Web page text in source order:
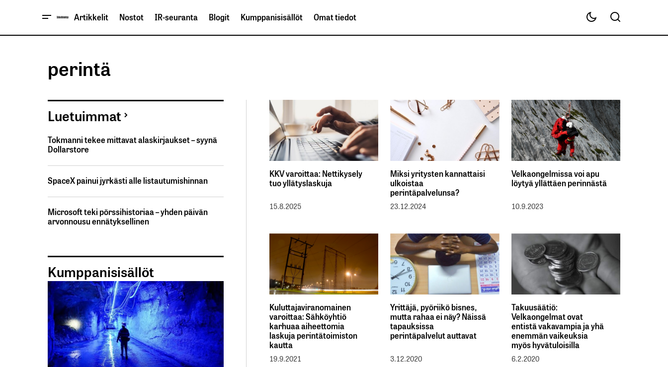
Artikkelit Nostot IR-seuranta Blogit Kumppanisisällöt Omat tiedot
perintä
KKV varoittaa: Nettikysely
tuo yllätyslaskuja
15.8.2025
Miksi yritysten kannattaisi
ulkoistaa
perintäpalvelunsa?
23.12.2024
Velkaongelmissa voi apu
löytyä yllättäen perinnästä
10.9.2023
Kuluttajaviranomainen
varoittaa: Sähköyhtiö
karhuaa aiheettomia
laskuja perintätoimiston
kautta
19.9.2021
Yrittäjä, pyöriikö bisnes,
mutta rahaa ei näy? Näissä
tapauksissa
perintäpalvelut auttavat
3.12.2020
Takuusäätiö:
Velkaongelmat ovat
entistä vakavampia ja yhä
enemmän vaikeuksia
myös hyvätuloisilla
6.2.2020
Luetuimmat
Tokmanni tekee mittavat alaskirjaukset – syynä
Dollarstore
SpaceX painui jyrkästi alle listautumishinnan
Microsoft teki pörssihistoriaa – yhden päivän
arvonnousu ennätyksellinen
Kumppanisisällöt